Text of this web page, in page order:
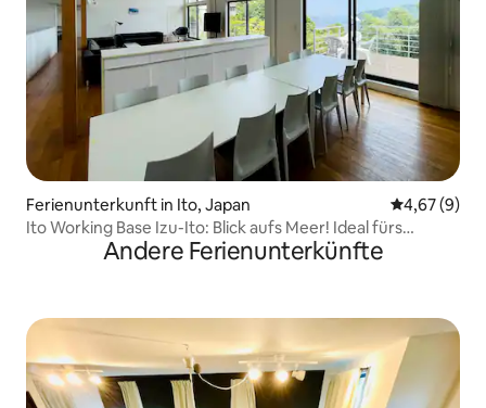
Ferienunterkunft in Ito, Japan
4,67 (9)
Ito Working Base Izu-Ito: Blick aufs Meer! Ideal fürs
Arbeiten mit Meerblick
Andere Ferienunterkünfte